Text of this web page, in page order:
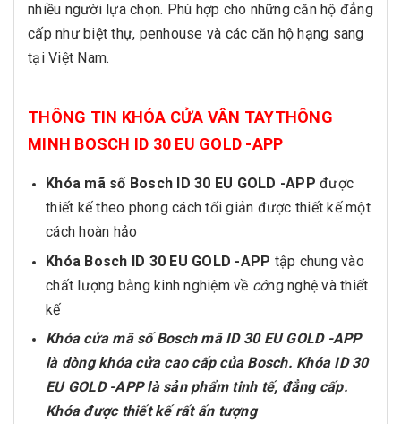
nhiều người lựa chọn. Phù hợp cho những căn hộ đẳng
cấp như biệt thự, penhouse và các căn hộ hạng sang
tại Việt Nam.
THÔNG TIN KHÓA CỬA VÂN TAYTHÔNG
MINH BOSCH ID 30 EU GOLD -APP
Khóa mã số Bosch ID 30 EU GOLD -APP được
thiết kế theo phong cách tối giản được thiết kế một
cách hoàn hảo
Khóa Bosch ID 30 EU GOLD -APP tập chung vào
chất lượng bằng kinh nghiệm về công nghệ và thiết
kế
Khóa cửa mã số Bosch mã ID 30 EU GOLD -APP
là dòng khóa cửa cao cấp của Bosch. Khóa ID 30
EU GOLD -APP là sản phẩm tinh tế, đẳng cấp.
Khóa được thiết kế rất ấn tượng